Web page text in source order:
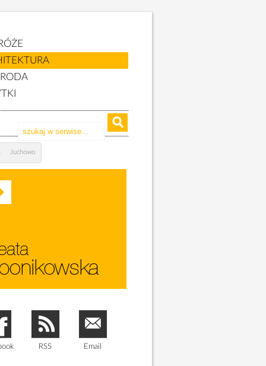
Juchowo
RSS Email